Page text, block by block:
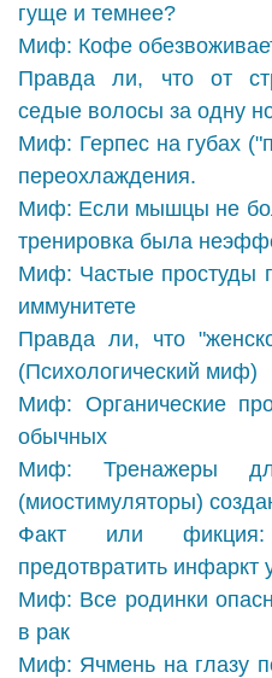
гуще и темнее?
Миф: Кофе
Правда ли, что от
седые волосы за одну
Миф: Герпес на губах
переохлаждения.
Миф: Если мышцы не
тренировка была
Миф: Частые простуды
иммунитете
Правда ли, что
(Психологический миф)
Миф: Органические
обычных
Миф: Тренажеры
(миостимуляторы)
Факт или фикция:
предотвратить инфаркт
Миф: Все родинки
в рак
Миф: Ячмень на глазу